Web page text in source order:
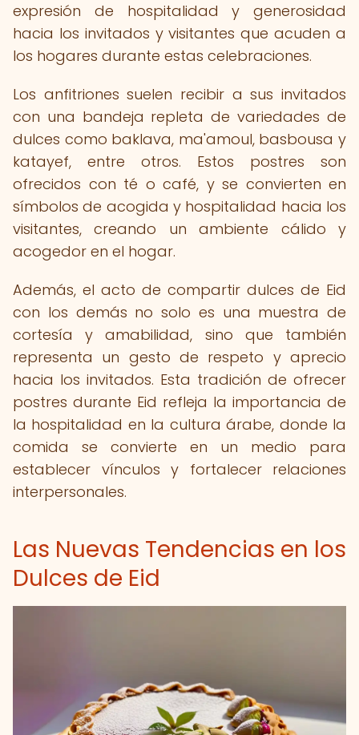
expresión de hospitalidad y generosidad
hacia los invitados y visitantes que acuden a
los hogares durante estas celebraciones.
Los anfitriones suelen recibir a sus invitados
con una bandeja repleta de variedades de
dulces como baklava, ma'amoul, basbousa y
katayef, entre otros. Estos postres son
ofrecidos con té o café, y se convierten en
símbolos de acogida y hospitalidad hacia los
visitantes, creando un ambiente cálido y
acogedor en el hogar.
Además, el acto de compartir dulces de Eid
con los demás no solo es una muestra de
cortesía y amabilidad, sino que también
representa un gesto de respeto y aprecio
hacia los invitados. Esta tradición de ofrecer
postres durante Eid refleja la importancia de
la hospitalidad en la cultura árabe, donde la
comida se convierte en un medio para
establecer vínculos y fortalecer relaciones
interpersonales.
Las Nuevas Tendencias en los
Dulces de Eid